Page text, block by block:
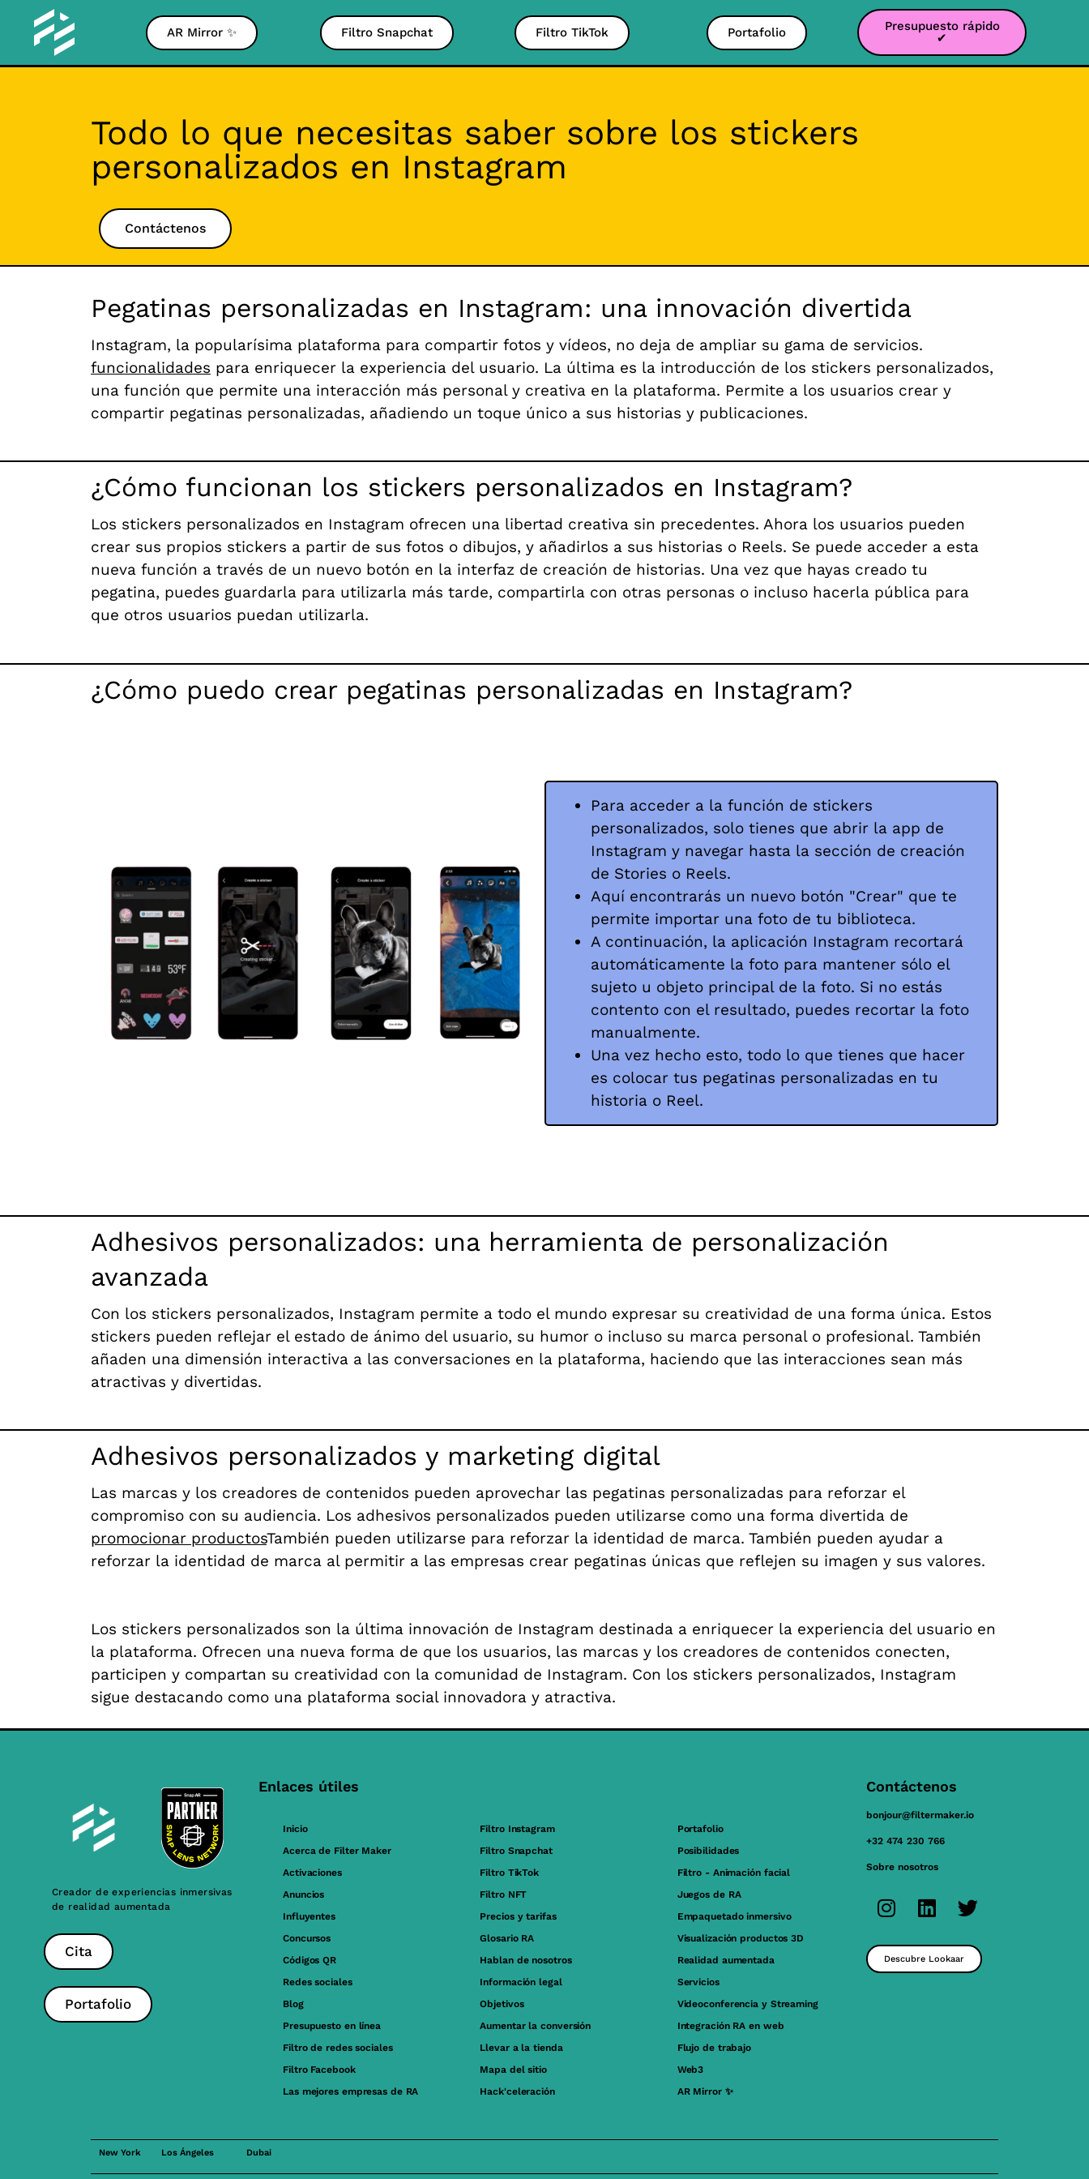
AR Mirror ✨ Filtro Snapchat Filtro TikTok Portafolio
Presupuesto rápido
✔
Todo lo que necesitas saber sobre los stickers
personalizados en Instagram
Contáctenos
Pegatinas personalizadas en Instagram: una innovación divertida
Instagram, la popularísima plataforma para compartir fotos y vídeos, no deja de ampliar su gama de servicios.
funcionalidades para enriquecer la experiencia del usuario. La última es la introducción de los stickers personalizados,
una función que permite una interacción más personal y creativa en la plataforma. Permite a los usuarios crear y
compartir pegatinas personalizadas, añadiendo un toque único a sus historias y publicaciones.
¿Cómo funcionan los stickers personalizados en Instagram?
Los stickers personalizados en Instagram ofrecen una libertad creativa sin precedentes. Ahora los usuarios pueden
crear sus propios stickers a partir de sus fotos o dibujos, y añadirlos a sus historias o Reels. Se puede acceder a esta
nueva función a través de un nuevo botón en la interfaz de creación de historias. Una vez que hayas creado tu
pegatina, puedes guardarla para utilizarla más tarde, compartirla con otras personas o incluso hacerla pública para
que otros usuarios puedan utilizarla.
¿Cómo puedo crear pegatinas personalizadas en Instagram?
Para acceder a la función de stickers
personalizados, solo tienes que abrir la app de
Instagram y navegar hasta la sección de creación
de Stories o Reels.
Aquí encontrarás un nuevo botón "Crear" que te
permite importar una foto de tu biblioteca.
A continuación, la aplicación Instagram recortará
automáticamente la foto para mantener sólo el
sujeto u objeto principal de la foto. Si no estás
contento con el resultado, puedes recortar la foto
manualmente.
Una vez hecho esto, todo lo que tienes que hacer
es colocar tus pegatinas personalizadas en tu
historia o Reel.
Adhesivos personalizados: una herramienta de personalización
avanzada
Con los stickers personalizados, Instagram permite a todo el mundo expresar su creatividad de una forma única. Estos
stickers pueden reflejar el estado de ánimo del usuario, su humor o incluso su marca personal o profesional. También
añaden una dimensión interactiva a las conversaciones en la plataforma, haciendo que las interacciones sean más
atractivas y divertidas.
Adhesivos personalizados y marketing digital
Las marcas y los creadores de contenidos pueden aprovechar las pegatinas personalizadas para reforzar el
compromiso con su audiencia. Los adhesivos personalizados pueden utilizarse como una forma divertida de
promocionar productosTambién pueden utilizarse para reforzar la identidad de marca. También pueden ayudar a
reforzar la identidad de marca al permitir a las empresas crear pegatinas únicas que reflejen su imagen y sus valores.
Los stickers personalizados son la última innovación de Instagram destinada a enriquecer la experiencia del usuario en
la plataforma. Ofrecen una nueva forma de que los usuarios, las marcas y los creadores de contenidos conecten,
participen y compartan su creatividad con la comunidad de Instagram. Con los stickers personalizados, Instagram
sigue destacando como una plataforma social innovadora y atractiva.
Creador de experiencias inmersivas
de realidad aumentada
Cita
Portafolio
Enlaces útiles
Inicio
Acerca de Filter Maker
Activaciones
Anuncios
Influyentes
Concursos
Códigos QR
Redes sociales
Blog
Presupuesto en línea
Filtro de redes sociales
Filtro Facebook
Las mejores empresas de RA
Filtro Instagram
Filtro Snapchat
Filtro TikTok
Filtro NFT
Precios y tarifas
Glosario RA
Hablan de nosotros
Información legal
Objetivos
Aumentar la conversión
Llevar a la tienda
Mapa del sitio
Hack'celeración
Portafolio
Posibilidades
Filtro - Animación facial
Juegos de RA
Empaquetado inmersivo
Visualización productos 3D
Realidad aumentada
Servicios
Videoconferencia y Streaming
Integración RA en web
Flujo de trabajo
Web3
AR Mirror ✨
Contáctenos
bonjour@filtermaker.io
+32 474 230 766
Sobre nosotros
Descubre Lookaar
New York Los Ángeles Dubai